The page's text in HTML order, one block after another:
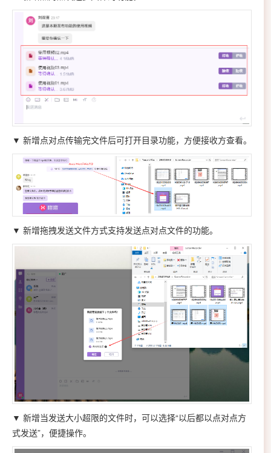
▼ 新增点对点传输完文件后可打开目录功能，方便接收方查看。
▼ 新增拖拽发送文件方式支持发送点对点文件的功能。
▼ 新增当发送大小超限的文件时，可以选择“以后都以点对点方
式发送”，便捷操作。